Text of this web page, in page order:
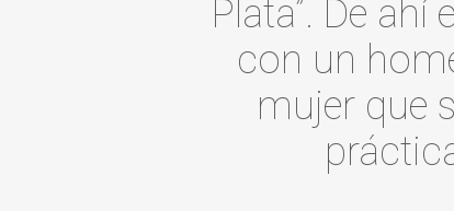
Plata”. De
con un
mujer que